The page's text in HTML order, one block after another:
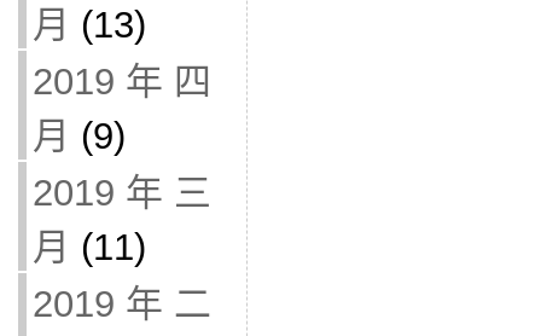
月 (13)
2019 年 四
月 (9)
2019 年 三
月 (11)
2019 年 二